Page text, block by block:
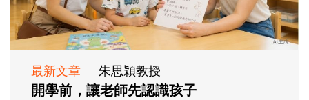
最新文章 朱思穎教授
開學前，讓老師先認識孩子